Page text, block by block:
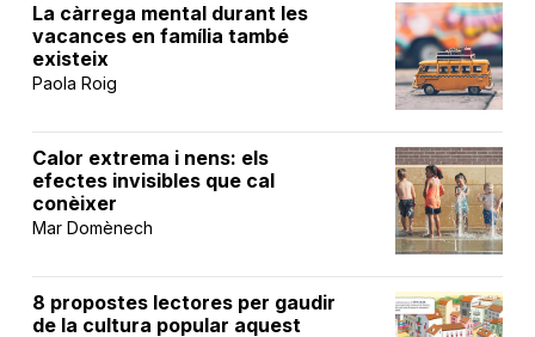
La càrrega mental durant les
vacances en família també
existeix
Paola Roig
Calor extrema i nens: els
efectes invisibles que cal
conèixer
Mar Domènech
8 propostes lectores per gaudir
de la cultura popular aquest